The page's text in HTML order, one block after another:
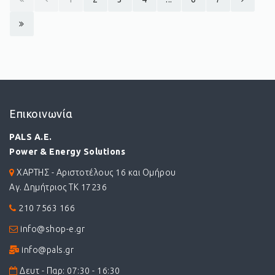
Επικοινωνία
PALS A.E.
Power & Energy Solutions
ΧΑΡΤΗΣ - Αριστοτέλους 16 και Ομήρου
Αγ. Δημήτριος ΤΚ 17236
210 7563 166
info@shop-e.gr
info@pals.gr
Δευτ - Παρ: 07:30 - 16:30